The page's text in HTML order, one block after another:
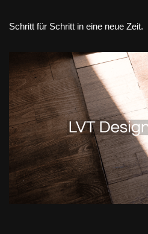
Schritt für Schritt in eine neue Zeit.